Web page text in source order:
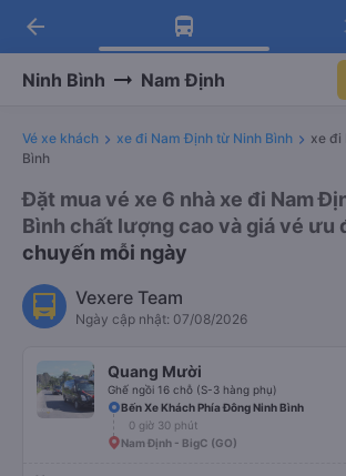
Tải app Vexere ngay!
Nhận ưu đãi thành viên độc
Tải app Vexere
-30k/ghế khi đặt vé máy bay
arrow_back
Ninh Bình Nam Định
Vé xe khách xe đi Nam Định từ Ninh Bình
xe đi
Bình
Đặt mua vé xe 6 nhà xe đi Nam
Bình chất lượng cao và giá vé ưu
chuyến mỗi ngày
Vexere Team
Ngày cập nhật: 07/08/2026
Quang Mười
Ghế ngồi 16 chỗ (S-3 hàng phụ)
Bến Xe Khách Phía Đông Ninh Bình
0 giờ 30 phút
Nam Định - BigC (GO)